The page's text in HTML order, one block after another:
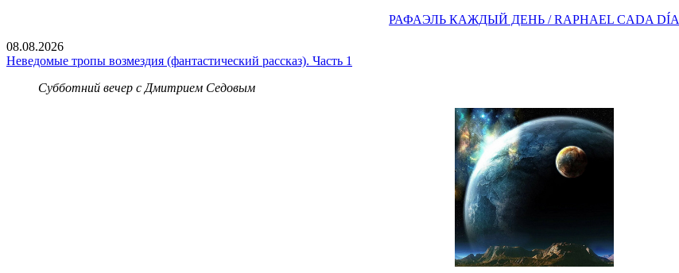
РАФАЭЛЬ КАЖДЫЙ ДЕНЬ / RAPHAEL CADA DÍA
08.08.2026
Неведомые тропы возмездия (фантастический рассказ). Часть 1
Субботний вечер с Дмитрием Седовым